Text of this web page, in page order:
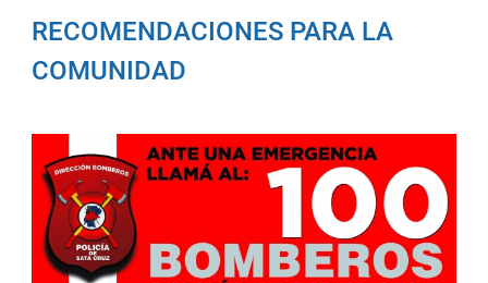
RECOMENDACIONES PARA LA
COMUNIDAD